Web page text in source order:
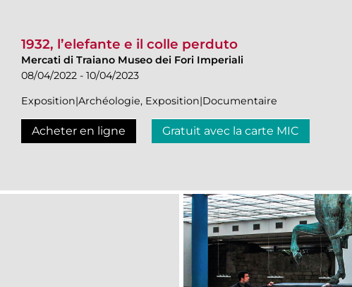
1932, l’elefante e il colle perduto
Mercati di Traiano Museo dei Fori Imperiali
08/04/2022 - 10/04/2023
Exposition|Archéologie, Exposition|Documentaire
Acheter en ligne Gratuit avec la carte MIC